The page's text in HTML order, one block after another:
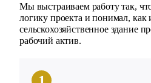
Мы выстраиваем работу так,
логику проекта и понимал, как
сельскохозяйственное здание
рабочий актив.